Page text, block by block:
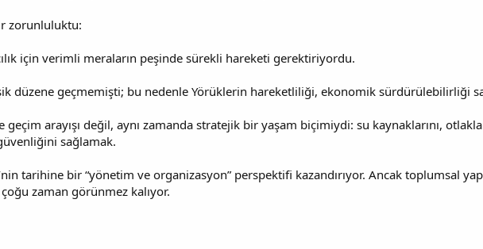
zorunluluktu:
için verimli meraların peşinde sürekli hareketi gerektiriyordu.
düzene geçmemişti; bu nedenle Yörüklerin hareketliliği, ekonomik sürdürülebilirliği
geçim arayışı değil, aynı zamanda stratejik bir yaşam biçimiydi: su kaynaklarını,
sağlamak.
tarihine bir “yönetim ve organizasyon” perspektifi kazandırıyor. Ancak toplumsal
zaman görünmez kalıyor.